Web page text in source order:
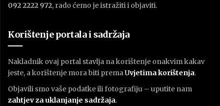
092 2222 972, rado ćemo je istražiti i objaviti.
Korištenje portala i sadržaja
Nakladnik ovaj portal stavlja na korištenje onakvim kakav
jeste, a korištenje mora biti premaUvjetima korištenja.
Objavili smo vaše podatke ili fotografiju – uputite nam
zahtjev za uklanjanje sadržaja.